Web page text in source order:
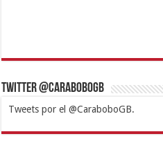
Twitter @CaraboboGB
Tweets por el @CaraboboGB.
1xbetBetturkeyBetistKralbet
https://mvbcasino.com/